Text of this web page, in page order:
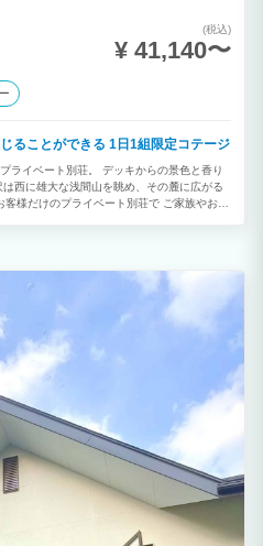
(税込)
¥ 41,140〜
ることができる 1日1組限定コテージ
ライベート別荘。 デッキからの景色と香り
西に雄大な浅間山を眺め、その麓に広がる
様だけのプライベート別荘で ご家族やお仲